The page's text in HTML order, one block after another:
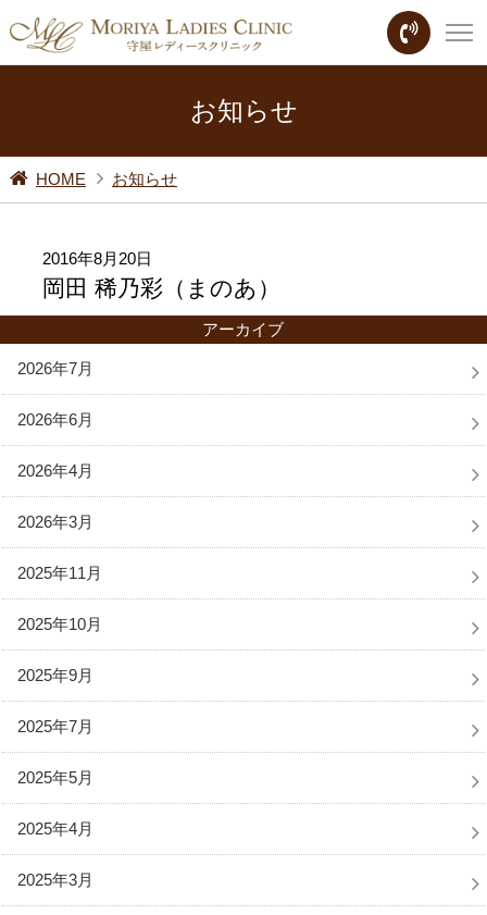
お知らせ
HOME お知らせ
2016年8月20日
岡田 稀乃彩（まのあ）
アーカイブ
2026年7月
2026年6月
2026年4月
2026年3月
2025年11月
2025年10月
2025年9月
2025年7月
2025年5月
2025年4月
2025年3月